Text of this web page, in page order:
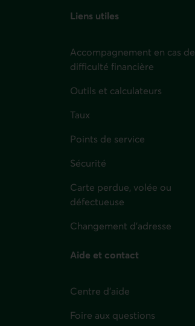
Liens utiles
Accompagnement en cas de
difficulté financière
Outils et calculateurs
Taux
Points de service
Sécurité
Carte perdue, volée ou
défectueuse
Changement d'adresse
Aide et contact
Centre d'aide
Foire aux questions